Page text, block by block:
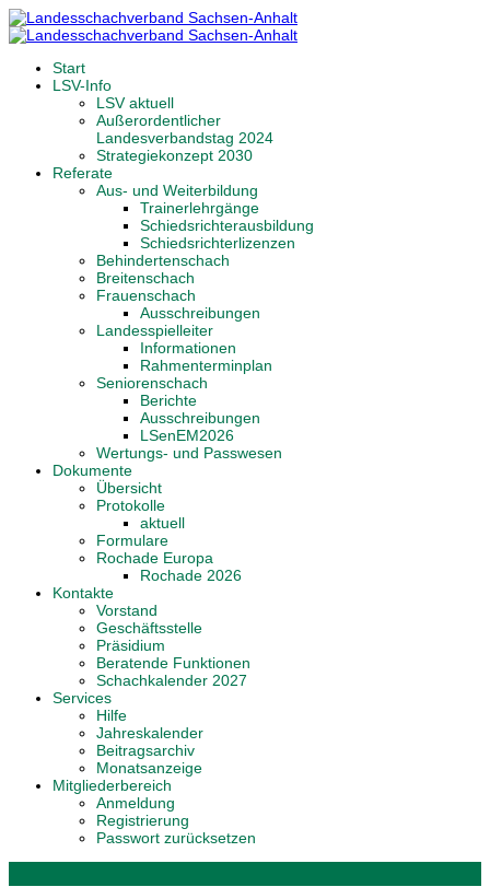
Start
LSV-Info
LSV aktuell
Außerordentlicher
Landesverbandstag 2024
Strategiekonzept 2030
Referate
Aus- und Weiterbildung
Trainerlehrgänge
Schiedsrichterausbildung
Schiedsrichterlizenzen
Behindertenschach
Breitenschach
Frauenschach
Ausschreibungen
Landesspielleiter
Informationen
Rahmenterminplan
Seniorenschach
Berichte
Ausschreibungen
LSenEM2026
Wertungs- und Passwesen
Dokumente
Übersicht
Protokolle
aktuell
Formulare
Rochade Europa
Rochade 2026
Kontakte
Vorstand
Geschäftsstelle
Präsidium
Beratende Funktionen
Schachkalender 2027
Services
Hilfe
Jahreskalender
Beitragsarchiv
Monatsanzeige
Mitgliederbereich
Anmeldung
Registrierung
Passwort zurücksetzen